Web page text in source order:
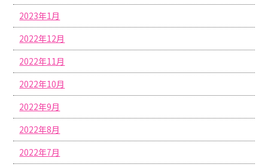
2023年1月
2022年12月
2022年11月
2022年10月
2022年9月
2022年8月
2022年7月